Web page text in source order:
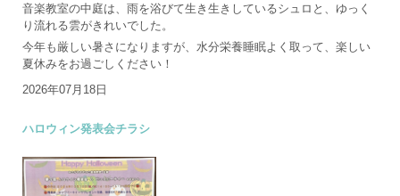
音楽教室の中庭は、雨を浴びて生き生きしているシュロと、ゆっく
り流れる雲がきれいでした。
今年も厳しい暑さになりますが、水分栄養睡眠よく取って、楽しい
夏休みをお過ごしください！
2026年07月18日
ハロウィン発表会チラシ